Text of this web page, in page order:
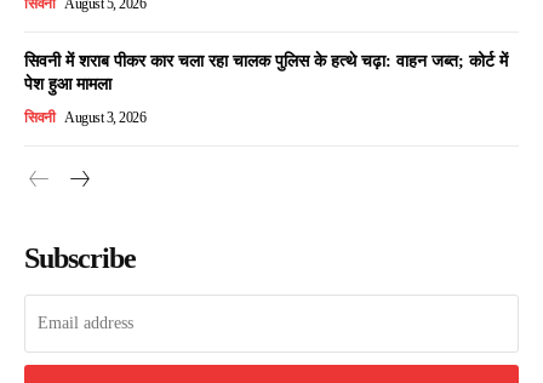
सिवनी August 5, 2026
सिवनी में शराब पीकर कार चला रहा चालक पुलिस के हत्थे चढ़ा: वाहन जब्त; कोर्ट में
पेश हुआ मामला
सिवनी August 3, 2026
Subscribe